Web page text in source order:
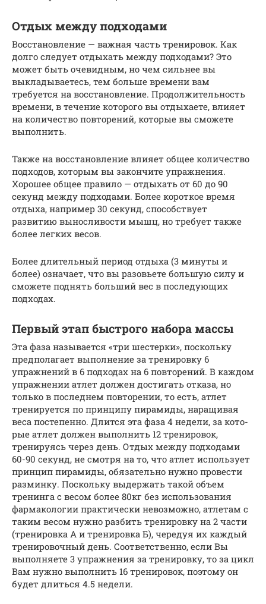
Отдых между подходами
Восстановление — важная часть тренировок. Как
долго следует отдыхать между подходами? Это
может быть очевидным, но чем сильнее вы
выкладываетесь, тем больше времени вам
требуется на восстановление. Продолжительность
времени, в течение которого вы отдыхаете, влияет
на количество повторений, которые вы сможете
выполнить.
Также на восстановление влияет общее количество
подходов, которым вы закончите упражнения.
Хорошее общее правило — отдыхать от 60 до 90
секунд между подходами. Более короткое время
отдыха, например 30 секунд, способствует
развитию выносливости мышц, но требует также
более легких весов.
Более длительный период отдыха (3 минуты и
более) означает, что вы разовьете большую силу и
сможете поднять больший вес в последующих
подходах.
Первый этап быстрого набора массы
Эта фаза называется «три шестерки», поскольку
предполагает выполнение за тре­ни­ров­ку 6
упражнений в 6 подходах на 6 повторений. В каждом
упражнении атлет дол­жен дос­ти­гать отказа, но
только в последнем повторении, то есть, атлет
тренируется по прин­ци­пу пи­ра­ми­ды, наращивая
веса постепенно. Длится эта фаза 4 недели, за ко­то­
рые ат­лет дол­жен вы­пол­нить 12 тренировок,
тренируясь через день. Отдых между под­хо­да­ми
60-90 секунд, не смотря на то, что атлет использует
принцип пирамиды, обязательно нуж­но про­вес­ти
разминку. Поскольку выдержать такой объем
тренинга с весом более 80кг без использования
фармакологии практически невозможно, атлетам с
таким весом нуж­но раз­бить тренировку на 2 части
(тренировка А и тренировка Б), чередуя их каждый
тре­ни­ро­воч­ный день. Соответственно, если Вы
выполняете 3 упражнения за тренировку, то за цикл
Вам нужно выполнить 16 тренировок, поэтому он
будет длиться 4.5 недели.